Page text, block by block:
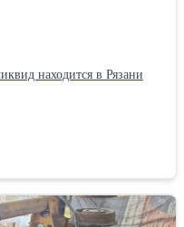
находится в Рязани